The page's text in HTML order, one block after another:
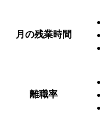
月の残業時間
離職率